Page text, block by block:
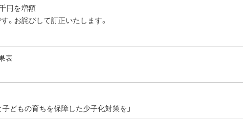
円を増額
。お詫びして訂正いたします。
表
子どもの育ちを保障した少子化対策を」